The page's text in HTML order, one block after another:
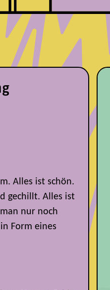
Alles ist schön.
gechillt. Alles ist
nur noch
Form eines